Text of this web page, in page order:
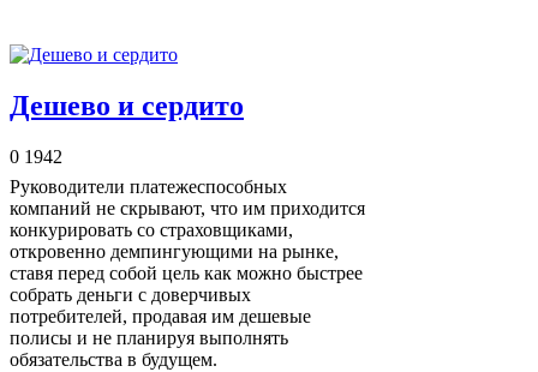
Дешево и сердито
0 1942
Руководители платежеспособных
компаний не скрывают, что им приходится
конкурировать со страховщиками,
откровенно демпингующими на рынке,
ставя перед собой цель как можно быстрее
собрать деньги с доверчивых
потребителей, продавая им дешевые
полисы и не планируя выполнять
обязательства в будущем.